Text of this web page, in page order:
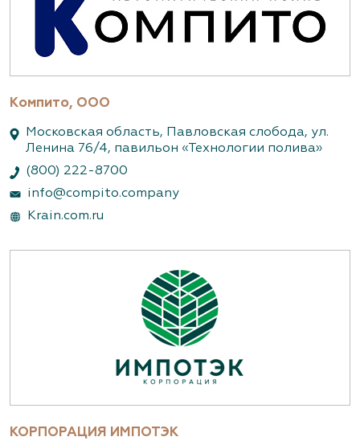
Компито, ООО
Московская область, Павловская слобода, ул.
Ленина 76/4, павильон «Технологии полива»
(800) 222-8700
info@compito.company
Krain.com.ru
КОРПОРАЦИЯ ИМПОТЭК